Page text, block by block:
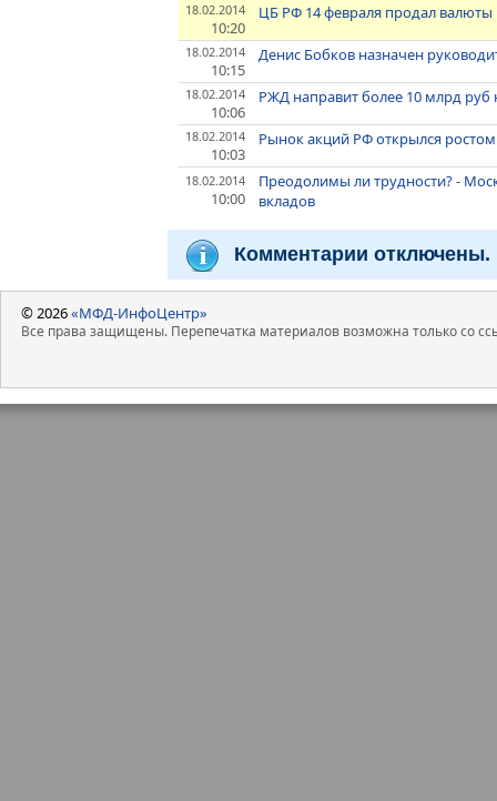
18.02.2014
10:20
ЦБ РФ 14 февраля продал валюты
18.02.2014
10:15
Денис Бобков назначен
18.02.2014
10:06
РЖД направит более 10 млрд руб
18.02.2014
10:03
Рынок акций РФ открылся ростом
18.02.2014
10:00
Преодолимы ли трудности? -
вкладов
Комментарии отключены.
© 2026«МФД-ИнфоЦентр»
Все права защищены. Перепечатка материалов возможна только со